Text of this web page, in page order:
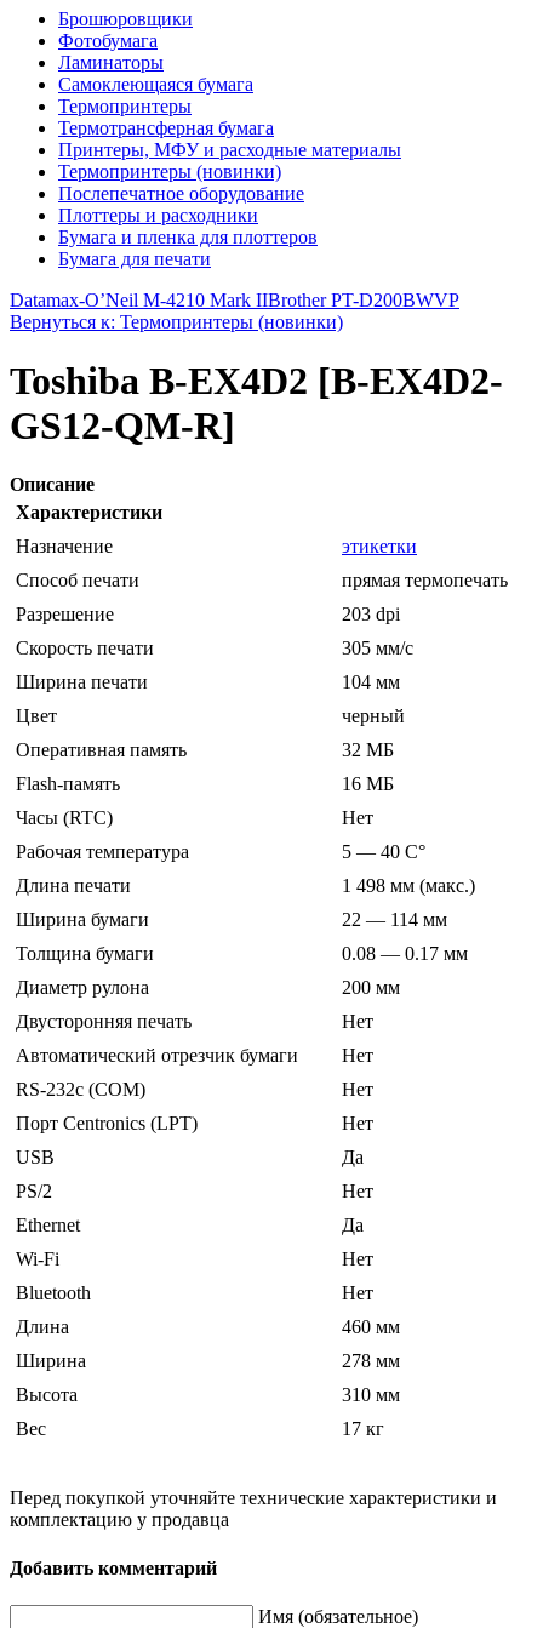
Брошюровщики
Фотобумага
Ламинаторы
Самоклеющаяся бумага
Термопринтеры
Термотрансферная бумага
Принтеры, МФУ и расходные материалы
Термопринтеры (новинки)
Послепечатное оборудование
Плоттеры и расходники
Бумага и пленка для плоттеров
Бумага для печати
Datamax-O’Neil M-4210 Mark IIBrother PT-D200BWVP
Вернуться к: Термопринтеры (новинки)
Toshiba B-EX4D2 [B-EX4D2-
GS12-QM-R]
Описание
Характеристики
Назначение
этикетки
Способ печати
прямая термопечать
Разрешение
203 dpi
Скорость печати
305 мм/с
Ширина печати
104 мм
Цвет
черный
Оперативная память
32 МБ
Flash-память
16 МБ
Часы (RTC)
Нет
Рабочая температура
5 — 40 C°
Длина печати
1 498 мм (макс.)
Ширина бумаги
22 — 114 мм
Толщина бумаги
0.08 — 0.17 мм
Диаметр рулона
200 мм
Двусторонняя печать
Нет
Автоматический отрезчик бумаги
Нет
RS-232c (COM)
Нет
Порт Centronics (LPT)
Нет
USB
Да
PS/2
Нет
Ethernet
Да
Wi-Fi
Нет
Bluetooth
Нет
Длина
460 мм
Ширина
278 мм
Высота
310 мм
Вес
17 кг
Перед покупкой уточняйте технические характеристики и
комплектацию у продавца
Добавить комментарий
Имя (обязательное)